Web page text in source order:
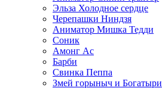
Эльза Холодное сердце
Черепашки Ниндзя
Аниматор Мишка Тедди
Соник
Амонг Ас
Барби
Свинка Пеппа
Змей горыныч и Богатыри